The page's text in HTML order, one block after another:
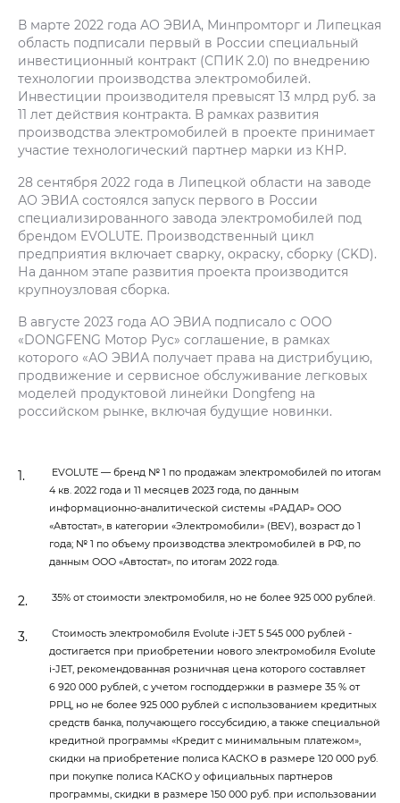
В марте 2022 года АО ЭВИА, Минпромторг и Липецкая
область подписали первый в России специальный
инвестиционный контракт (СПИК 2.0) по внедрению
технологии производства электромобилей.
Инвестиции производителя превысят 13 млрд руб. за
11 лет действия контракта. В рамках развития
производства электромобилей в проекте принимает
участие технологический партнер марки из КНР.
28 сентября 2022 года в Липецкой области на заводе
АО ЭВИА состоялся запуск первого в России
специализированного завода электромобилей под
брендом EVOLUTE. Производственный цикл
предприятия включает сварку, окраску, сборку (CKD).
На данном этапе развития проекта производится
крупноузловая сборка.
В августе 2023 года АО ЭВИА подписало с ООО
«DONGFENG Мотор Рус» соглашение, в рамках
которого «АО ЭВИА получает права на дистрибуцию,
продвижение и сервисное обслуживание легковых
моделей продуктовой линейки Dongfeng на
российском рынке, включая будущие новинки.
EVOLUTE — бренд № 1 по продажам электромобилей по итогам
4 кв. 2022 года и 11 месяцев 2023 года, по данным
информационно-аналитической системы «РАДАР» ООО
«Автостат», в категории «Электромобили» (BEV), возраст до 1
года; № 1 по объему производства электромобилей в РФ, по
данным ООО «Автостат», по итогам 2022 года.
35% от стоимости электромобиля, но не более 925 000 рублей.
Стоимость электромобиля Evolute i‑JET 5 545 000 рублей -
достигается при приобретении нового электромобиля Evolute
i‑JET, рекомендованная розничная цена которого составляет
6 920 000 рублей, с учетом господдержки в размере 35 % от
РРЦ, но не более 925 000 рублей с использованием кредитных
средств банка, получающего госсубсидию, а также специальной
кредитной программы «Кредит с минимальным платежом»,
скидки на приобретение полиса КАСКО в размере 120 000 руб.
при покупке полиса КАСКО у официальных партнеров
программы, скидки в размере 150 000 руб. при использовании